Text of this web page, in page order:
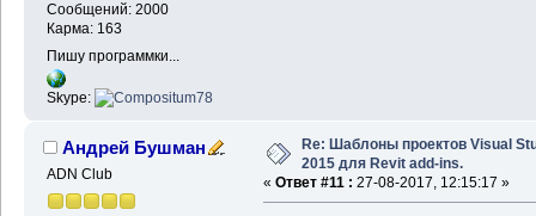
Сообщений: 2000
Карма: 163
Пишу программки...
Skype:
Андрей Бушман
ADN Club
Re: Шаблоны проектов Visual
2015 для Revit add-ins.
« Ответ #11 : 27-08-2017, 12:15:17 »